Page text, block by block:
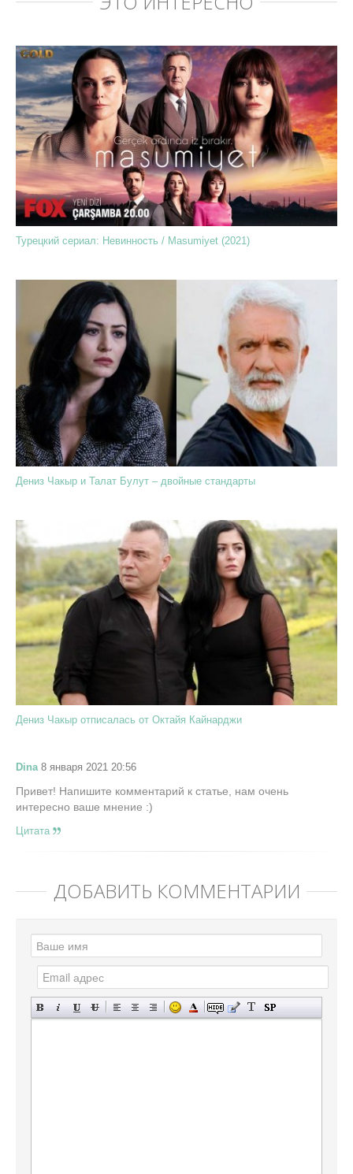
Турецкий сериал: Невинность / Masumiyet (2021)
Дениз Чакыр и Талат Булут – двойные стандарты
Дениз Чакыр отписалась от Октайя Кайнарджи
Dina8 января 2021 20:56
Привет! Напишите комментарий к статье, нам очень
интересно ваше мнение :)
Цитата
ДОБАВИТЬ КОММЕНТАРИЙ